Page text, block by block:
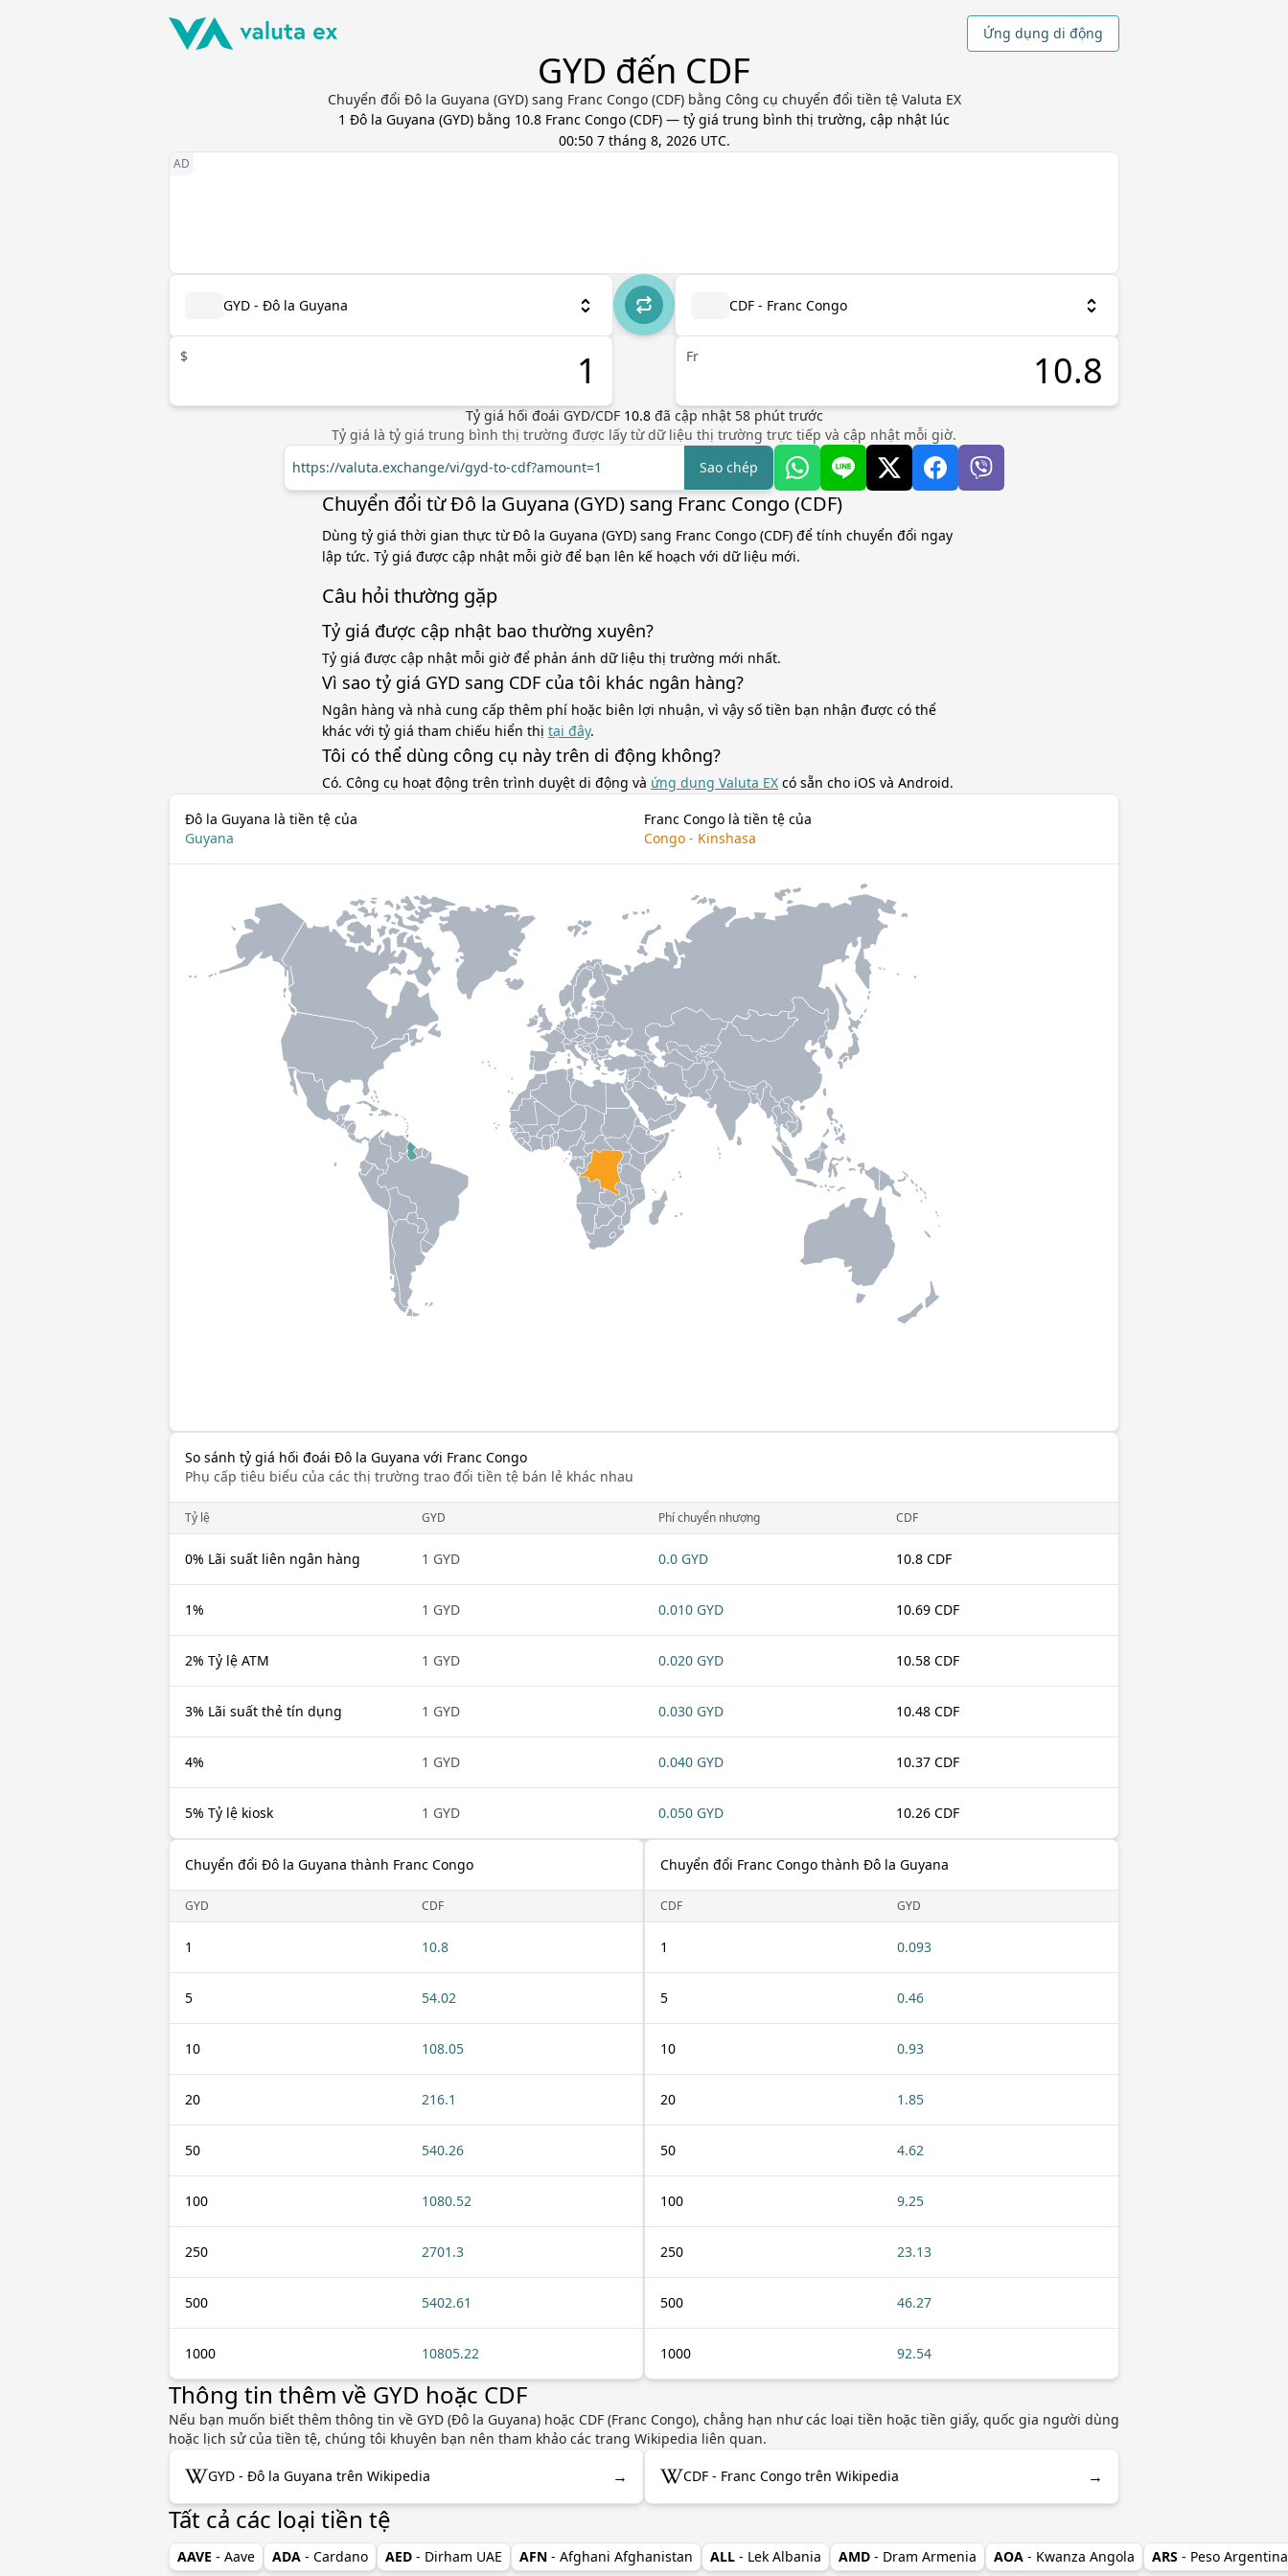
Ứng dụng di động
GYD đến CDF
Chuyển đổi Đô la Guyana (GYD) sang Franc Congo (CDF) bằng Công cụ chuyển đổi tiền tệ Valuta EX
1 Đô la Guyana (GYD) bằng 10.8 Franc Congo (CDF) — tỷ giá trung bình thị trường, cập nhật lúc
00:50 7 tháng 8, 2026 UTC.
GYD - Đô la Guyana
$
CDF - Franc Congo
Fr
Tỷ giá hối đoái GYD/CDF 10.8 đã cập nhật 58phút trước
Tỷ giá là tỷ giá trung bình thị trường được lấy từ dữ liệu thị trường trực tiếp và cập nhật mỗi giờ.
https://valuta.exchange/vi/gyd-to-cdf?amount=1
Sao chép
Chuyển đổi từ Đô la Guyana (GYD) sang Franc Congo (CDF)
Dùng tỷ giá thời gian thực từ Đô la Guyana (GYD) sang Franc Congo (CDF) để tính chuyển đổi ngay
lập tức. Tỷ giá được cập nhật mỗi giờ để bạn lên kế hoạch với dữ liệu mới.
Câu hỏi thường gặp
Tỷ giá được cập nhật bao thường xuyên?
Tỷ giá được cập nhật mỗi giờ để phản ánh dữ liệu thị trường mới nhất.
Vì sao tỷ giá GYD sang CDF của tôi khác ngân hàng?
Ngân hàng và nhà cung cấp thêm phí hoặc biên lợi nhuận, vì vậy số tiền bạn nhận được có thể
khác với tỷ giá tham chiếu hiển thị tại đây.
Tôi có thể dùng công cụ này trên di động không?
Có. Công cụ hoạt động trên trình duyệt di động và ứng dụng Valuta EX có sẵn cho iOS và Android.
Đô la Guyana là tiền tệ của
Guyana
Franc Congo là tiền tệ của
Congo - Kinshasa
So sánh tỷ giá hối đoái Đô la Guyana với Franc Congo
Phụ cấp tiêu biểu của các thị trường trao đổi tiền tệ bán lẻ khác nhau
Tỷ lệ GYD Phí chuyển nhượng CDF
0% Lãi suất liên ngân hàng 1 GYD 0.0 GYD 10.8 CDF
1% 1 GYD 0.010 GYD 10.69 CDF
2% Tỷ lệ ATM 1 GYD 0.020 GYD 10.58 CDF
3% Lãi suất thẻ tín dụng 1 GYD 0.030 GYD 10.48 CDF
4% 1 GYD 0.040 GYD 10.37 CDF
5% Tỷ lệ kiosk 1 GYD 0.050 GYD 10.26 CDF
Chuyển đổi Đô la Guyana thành Franc Congo
GYD CDF
1 10.8
5 54.02
10 108.05
20 216.1
50 540.26
100 1080.52
250 2701.3
500 5402.61
1000 10805.22
Chuyển đổi Franc Congo thành Đô la Guyana
CDF GYD
1 0.093
5 0.46
10 0.93
20 1.85
50 4.62
100 9.25
250 23.13
500 46.27
1000 92.54
Thông tin thêm về GYD hoặc CDF
Nếu bạn muốn biết thêm thông tin về GYD (Đô la Guyana) hoặc CDF (Franc Congo), chẳng hạn như các loại tiền hoặc tiền giấy, quốc gia người dùng
hoặc lịch sử của tiền tệ, chúng tôi khuyên bạn nên tham khảo các trang Wikipedia liên quan.
GYD - Đô la Guyana trên Wikipedia → CDF - Franc Congo trên Wikipedia →
Tất cả các loại tiền tệ
AAVE - Aave ADA - Cardano AED - Dirham UAE AFN - Afghani Afghanistan ALL - Lek Albania AMD - Dram Armenia AOA - Kwanza Angola ARS - Peso Argentina